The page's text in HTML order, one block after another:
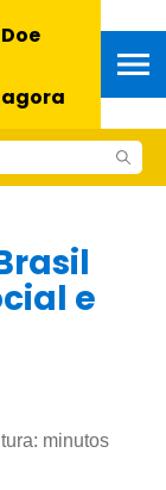
Doe
agora
e
minutos